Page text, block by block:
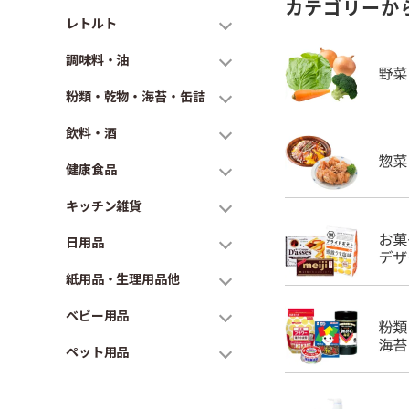
レトルト
調味料・油
粉類・乾物・海苔・缶詰
飲料・酒
健康食品
キッチン雑貨
日用品
紙用品・生理用品他
ベビー用品
ペット用品
カテゴリーか